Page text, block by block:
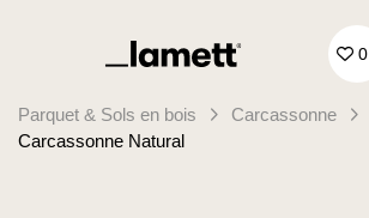
Retour à la page d'accueil 0
Parquet & Sols en bois
Carcassonne
Carcassonne Natural